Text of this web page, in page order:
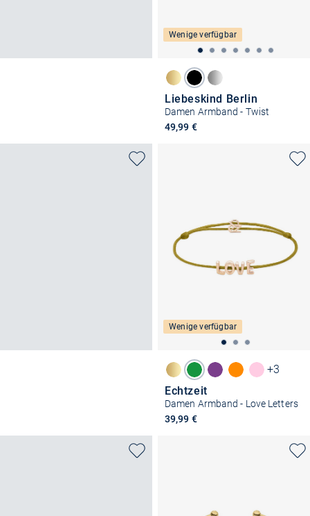
Wenige verfügbar
Liebeskind Berlin
Damen Armband - Twist
49,99 €
Wenige verfügbar
+3
Echtzeit
Damen Armband - Love Letters
39,99 €